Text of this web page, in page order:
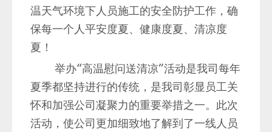
温天气环境下人员施工的安全防护工作，确
保每一个人平安度夏、健康度夏、清凉度
夏！
举办“高温慰问送清凉”活动是我司每年
夏季都坚持进行的传统，是我司彰显员工关
怀和加强公司凝聚力的重要举措之一。此次
活动，使公司更加细致地了解到了一线人员